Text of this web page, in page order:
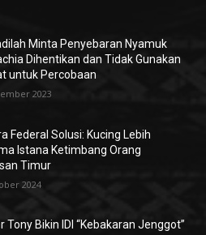
Minta Penyebaran Nyamuk
Dihentikan dan Tidak Gunakan
untuk Percobaan
2023
Federal Solusi: Kucing Lebih
Istana Ketimbang Orang
Timur
2024
Tony Bikin IDI “Kebakaran Jenggot”